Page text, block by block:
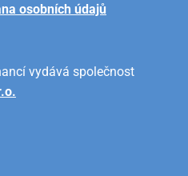
osobních údajů
vydává společnost